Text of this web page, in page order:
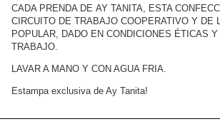
CADA PRENDA DE AY TANITA, ESTA
CIRCUITO DE TRABAJO COOPERATIVO Y DE
POPULAR, DADO EN CONDICIONES ÉTICAS
TRABAJO.
LAVAR A MANO Y CON AGUA FRIA.
Estampa exclusiva de Ay Tanita!